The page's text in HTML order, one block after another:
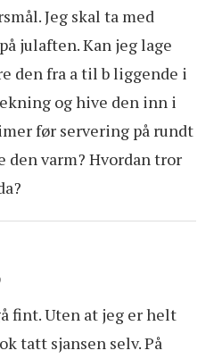
Jeg skal ta med
julaften. Kan jeg lage
den fra a til b liggende i
og hive den inn i
før servering på rundt
den varm? Hvordan tror
fint. Uten at jeg er helt
tatt sjansen selv. På